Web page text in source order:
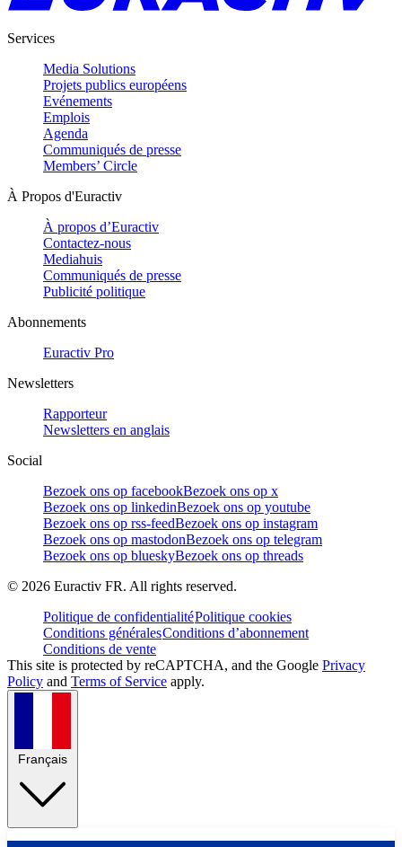
Services
Media Solutions
Projets publics européens
Evénements
Emplois
Agenda
Communiqués de presse
Members’ Circle
À Propos d'Euractiv
À propos d’Euractiv
Contactez-nous
Mediahuis
Communiqués de presse
Publicité politique
Abonnements
Euractiv Pro
Newsletters
Rapporteur
Newsletters en anglais
Social
Bezoek ons op facebookBezoek ons op x
Bezoek ons op linkedinBezoek ons op youtube
Bezoek ons op rss-feedBezoek ons op instagram
Bezoek ons op mastodonBezoek ons op telegram
Bezoek ons op blueskyBezoek ons op threads
© 2026 Euractiv FR. All rights reserved.
Politique de confidentialitéPolitique cookies
Conditions généralesConditions d’abonnement
Conditions de vente
This site is protected by reCAPTCHA, and the Google Privacy
Policy and Terms of Service apply.
Français